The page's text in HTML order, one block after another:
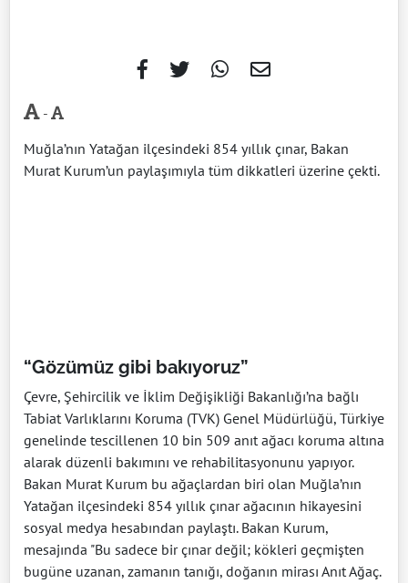
-
Muğla’nın Yatağan ilçesindeki 854 yıllık çınar, Bakan
Murat Kurum’un paylaşımıyla tüm dikkatleri üzerine çekti.
“Gözümüz gibi bakıyoruz”
Çevre, Şehircilik ve İklim Değişikliği Bakanlığı’na bağlı
Tabiat Varlıklarını Koruma (TVK) Genel Müdürlüğü, Türkiye
genelinde tescillenen 10 bin 509 anıt ağacı koruma altına
alarak düzenli bakımını ve rehabilitasyonunu yapıyor.
Bakan Murat Kurum bu ağaçlardan biri olan Muğla’nın
Yatağan ilçesindeki 854 yıllık çınar ağacının hikayesini
sosyal medya hesabından paylaştı. Bakan Kurum,
mesajında "Bu sadece bir çınar değil; kökleri geçmişten
bugüne uzanan, zamanın tanığı, doğanın mirası Anıt Ağaç.